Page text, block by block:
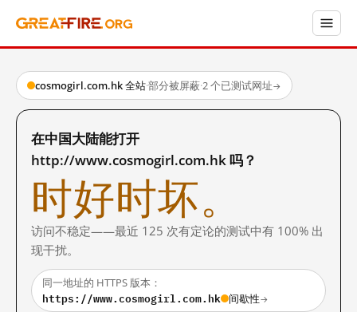
cosmogirl.com.hk 全站·部分被屏蔽·2 个已测试网址→
在中国大陆能打开
http://www.cosmogirl.com.hk 吗？
时好时坏。
访问不稳定——最近 125 次有定论的测试中有 100% 出
现干扰。
同一地址的 HTTPS 版本：
https://www.cosmogirl.com.hk 间歇性→